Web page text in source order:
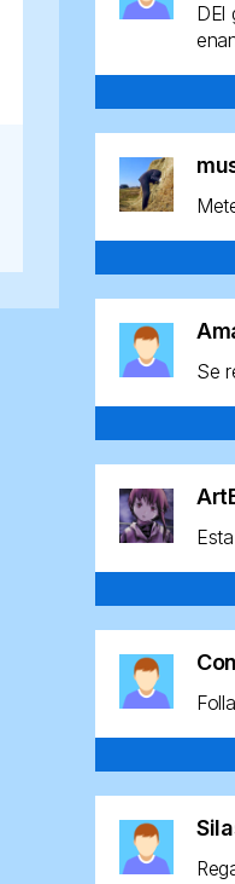
DEl
Se